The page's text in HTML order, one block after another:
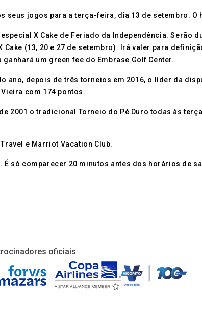
seus jogos para a terça-feira, dia 13 de setembro.
X Cake de Feriado da Independência. Serão
Cake (13, 20 e 27 de setembro). Irá valer para
um green fee do Embrase Golf Center.
ano, depois de três torneios em 2016, o líder da
com 174 pontos.
2001 o tradicional Torneio do Pé Duro todas às
e Marriot Vacation Club.
só comparecer 20 minutos antes dos horários de
oficiais